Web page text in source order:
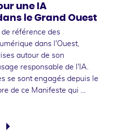
une IA
le Grand Ouest
référence des
dans l'Ouest,
autour de son
responsable de l'IA.
se sont engagés depuis le
de ce Manifeste qui …